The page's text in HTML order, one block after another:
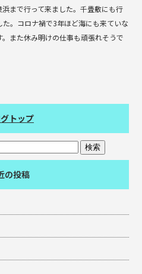
まで行って来ました。千畳敷にも行
。コロナ禍で3年ほど海にも来ていな
また休み明けの仕事も頑張れそうで
トップ
の投稿